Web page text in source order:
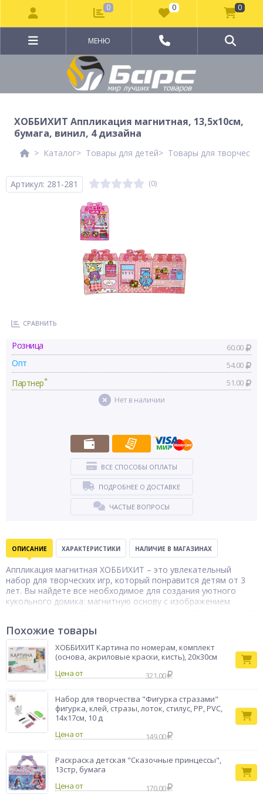
МЕНЮ
ХОББИХИТ Аппликация магнитная, 13,5х10см,
бумага, винил, 4 дизайна
Каталог Товары для детей Товары для
Артикул: 281-281 (0)
СРАВНИТЬ
Розница 60.00
Опт 54.00
Партнер* 51.00
Нет в наличии
ВСЕ СПОСОБЫ ОПЛАТЫ
ПОДРОБНЕЕ О ДОСТАВКЕ
ЧАСТЫЕ ВОПРОСЫ
ОПИСАНИЕ ХАРАКТЕРИСТИКИ НАЛИЧИЕ В МАГАЗИНАХ
Аппликация магнитная ХОББИХИТ – это увлекательный
набор для творческих игр, который понравится детям от 3
лет. Вы найдете все необходимое для создания уютного
кукольного домика: магнитную основу с изображением
интерьера и модные наряды для куклы позволят ребенку
создавать разные сценки из жизни игрушечного домика,
развивая воображение и мелкую моторику. Все детали легко
крепятся к магнитной основе и могут многократно
переставляться, открывая безграничные возможности для
собой в гости или поездки, а продуманная комплектация
обеспечит долгие часы увлекательной игры.
Бренд ХоббиХИТ
Похожие товары
ХОББИХИТ Картина по номерам, комплект
(основа, акриловые краски, кисть), 20х30см
Цена от
321.00
Набор для творчества "Фигурка стразами"
фигурка, клей, стразы, лоток, стилус, PP, PVC,
14х17см, 10 д
Цена от
149.00
Раскраска детская "Сказочные принцессы",
13стр, бумага
Цена от
170.00
0 0 0